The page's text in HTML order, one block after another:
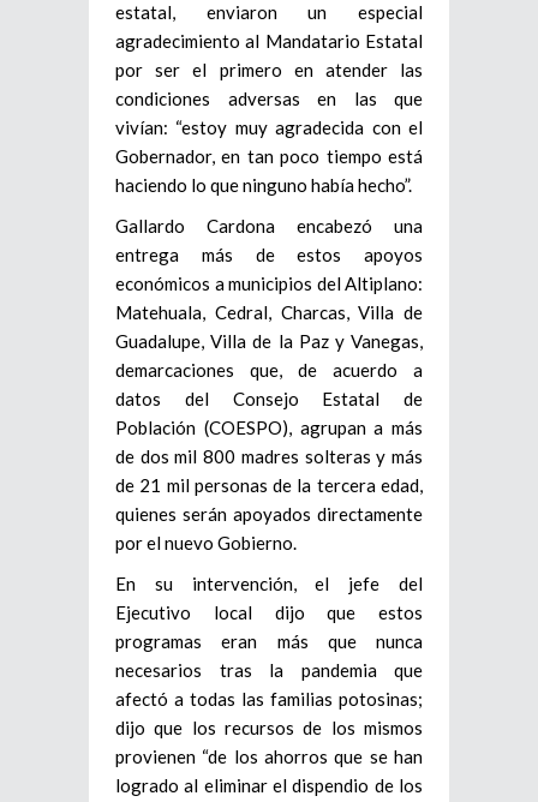
estatal, enviaron un especial
agradecimiento al Mandatario Estatal
por ser el primero en atender las
condiciones adversas en las que
vivían: “estoy muy agradecida con el
Gobernador, en tan poco tiempo está
haciendo lo que ninguno había hecho”.
Gallardo Cardona encabezó una
entrega más de estos apoyos
económicos a municipios del Altiplano:
Matehuala, Cedral, Charcas, Villa de
Guadalupe, Villa de la Paz y Vanegas,
demarcaciones que, de acuerdo a
datos del Consejo Estatal de
Población (COESPO), agrupan a más
de dos mil 800 madres solteras y más
de 21 mil personas de la tercera edad,
quienes serán apoyados directamente
por el nuevo Gobierno.
En su intervención, el jefe del
Ejecutivo local dijo que estos
programas eran más que nunca
necesarios tras la pandemia que
afectó a todas las familias potosinas;
dijo que los recursos de los mismos
provienen “de los ahorros que se han
logrado al eliminar el dispendio de los